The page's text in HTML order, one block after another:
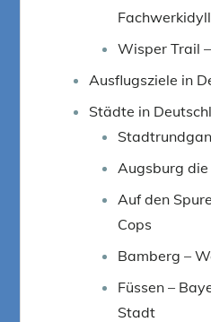
Wisper Trail
Ausflugsziele in
Städte in
Augsburg
Auf den
Cops
Bamberg –
Füssen –
Stadt